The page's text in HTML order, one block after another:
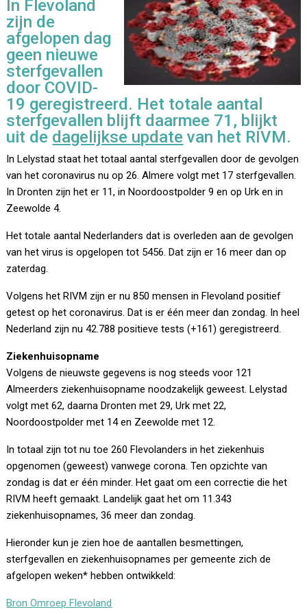
In Flevoland
zijn de
afgelopen dag
geen nieuwe
sterfgevallen
door COVID-
19 geregistreerd. Het totale aantal
sterfgevallen blijft daarmee 71, blijkt
uit de dagelijkse update van het RIVM.
In Lelystad staat het totaal aantal sterfgevallen door de gevolgen
van het coronavirus nu op 26. Almere volgt met 17 sterfgevallen.
In Dronten zijn het er 11, in Noordoostpolder 9 en op Urk en in
Zeewolde 4.
Het totale aantal Nederlanders dat is overleden aan de gevolgen
van het virus is opgelopen tot 5456. Dat zijn er 16 meer dan op
zaterdag.
Volgens het RIVM zijn er nu 850 mensen in Flevoland positief
getest op het coronavirus. Dat is er één meer dan zondag. In heel
Nederland zijn nu 42.788 positieve tests (+161) geregistreerd.
Ziekenhuisopname
Volgens de nieuwste gegevens is nog steeds voor 121
Almeerders ziekenhuisopname noodzakelijk geweest. Lelystad
volgt met 62, daarna Dronten met 29, Urk met 22,
Noordoostpolder met 14 en Zeewolde met 12.
In totaal zijn tot nu toe 260 Flevolanders in het ziekenhuis
opgenomen (geweest) vanwege corona. Ten opzichte van
zondag is dat er één minder. Het gaat om een correctie die het
RIVM heeft gemaakt. Landelijk gaat het om 11.343
ziekenhuisopnames, 36 meer dan zondag.
Hieronder kun je zien hoe de aantallen besmettingen,
sterfgevallen en ziekenhuisopnames per gemeente zich de
afgelopen weken* hebben ontwikkeld:
Bron Omroep Flevoland